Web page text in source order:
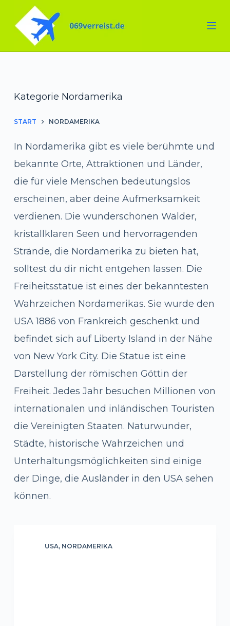
Inhalt
springen
Kategorie Nordamerika
START NORDAMERIKA
In Nordamerika gibt es viele berühmte und
bekannte Orte, Attraktionen und Länder,
die für viele Menschen bedeutungslos
erscheinen, aber deine Aufmerksamkeit
verdienen. Die wunderschönen Wälder,
kristallklaren Seen und hervorragenden
Strände, die Nordamerika zu bieten hat,
solltest du dir nicht entgehen lassen. Die
Freiheitsstatue ist eines der bekanntesten
Wahrzeichen Nordamerikas. Sie wurde den
USA 1886 von Frankreich geschenkt und
befindet sich auf Liberty Island in der Nähe
von New York City. Die Statue ist eine
Darstellung der römischen Göttin der
Freiheit. Jedes Jahr besuchen Millionen von
internationalen und inländischen Touristen
die Vereinigten Staaten. Naturwunder,
Städte, historische Wahrzeichen und
Unterhaltungsmöglichkeiten sind einige
der Dinge, die Ausländer in den USA sehen
können.
USA, NORDAMERIKA